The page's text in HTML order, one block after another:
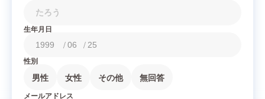
生年月日
/ /
性別
男性 女性 その他 無回答
メールアドレス